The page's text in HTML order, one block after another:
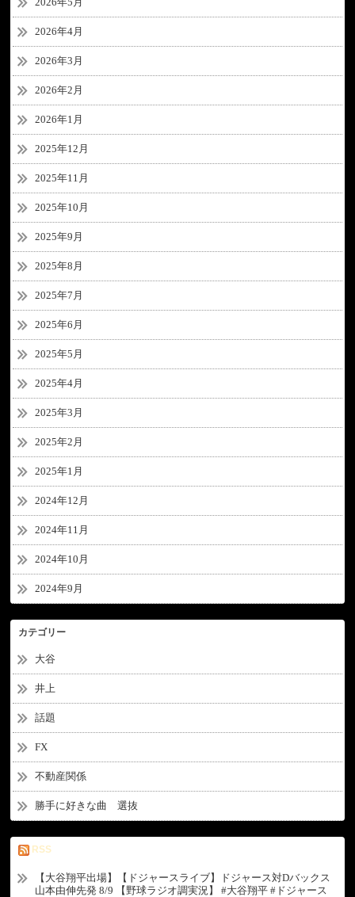
2026年4月
2026年3月
2026年2月
2026年1月
2025年12月
2025年11月
2025年10月
2025年9月
2025年8月
2025年7月
2025年6月
2025年5月
2025年4月
2025年3月
2025年2月
2025年1月
2024年12月
2024年11月
2024年10月
2024年9月
カテゴリー
大谷
井上
話題
FX
不動産関係
勝手に好きな曲 選抜
RSS
【大谷翔平出場】【ドジャースライブ】ドジャース対Dバックス
山本由伸先発 8/9 【野球ラジオ調実況】 #大谷翔平 #ドジャース